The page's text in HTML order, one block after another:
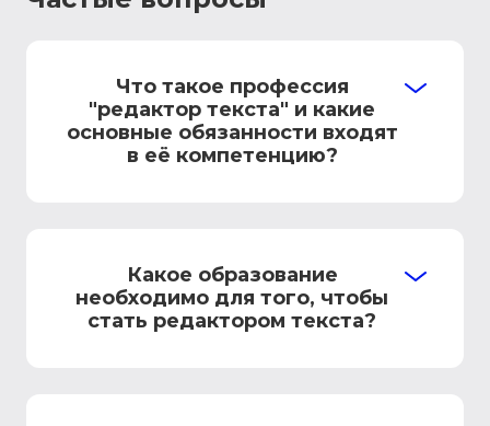
Что такое профессия
"редактор текста" и какие
основные обязанности входят
в её компетенцию?
Какое образование
необходимо для того, чтобы
стать редактором текста?